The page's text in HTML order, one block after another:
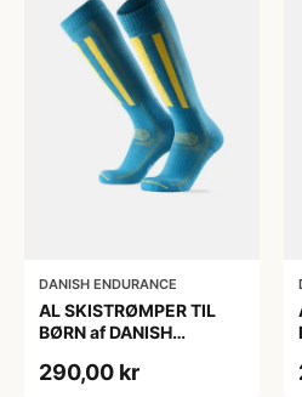
DANISH ENDURANCE
AL SKISTRØMPER TIL
BØRN af DANISH
35-38
290,00 kr